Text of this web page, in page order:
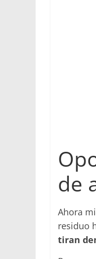
de
Ahora
residuo
tiran